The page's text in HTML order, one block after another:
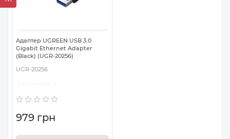
Адаптер UGREEN USB 3.0
Gigabit Ethernet Adapter
(Black) (UGR-20256)
UGR-20256
979 грн